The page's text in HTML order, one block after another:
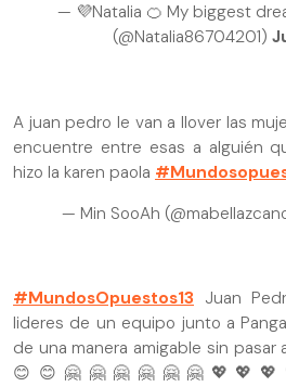
— 💜Natalia 🍊 My biggest
(@Natalia86704201)
A juan pedro le van a llover las
encuentre entre esas a alguién
hizo la karen paola
— Min SooAh
#MundosOpuestos13 Juan
lideres de un equipo junto a
de una manera amigable sin pasar